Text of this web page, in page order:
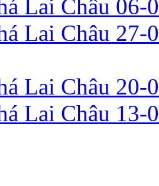
Lai Châu 06-
Lai Châu 27-
Lai Châu 20-
Lai Châu 13-